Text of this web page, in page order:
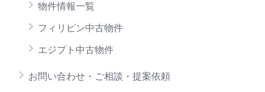
物件情報一覧
フィリピン中古物件
エジプト中古物件
お問い合わせ・ご相談・提案依頼